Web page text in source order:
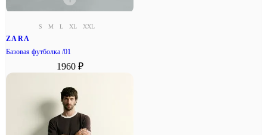
S M L XL XXL
ZARA
Базовая футболка /01
1960 ₽